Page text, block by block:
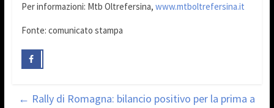
Per informazioni: Mtb Oltrefersina, www.mtboltrefersina.it
Fonte: comunicato stampa
← Rally di Romagna: bilancio positivo per la prima a